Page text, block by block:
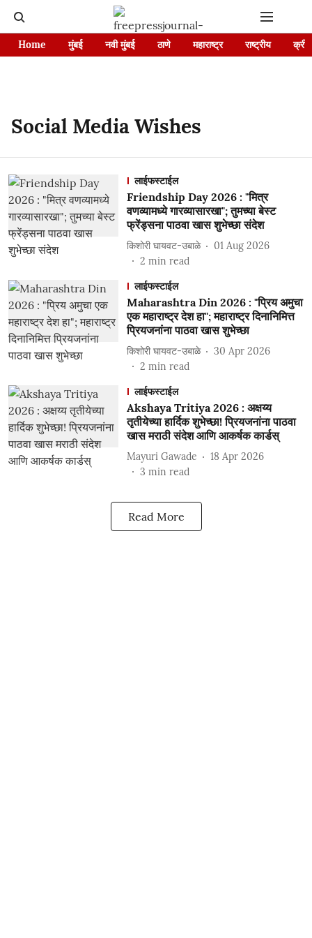
Home मुंबई नवी मुंबई ठाणे महाराष्ट्र राष्ट्रीय
Social Media Wishes
लाईफस्टाईल
Friendship Day 2026 : "मित्र
वणव्यामध्ये गारव्यासारखा"; तुमच्या बेस्ट
फ्रेंड्सना पाठवा खास शुभेच्छा संदेश
किशोरी घायवट-उबाळे
01 Aug 2026
2 min read
लाईफस्टाईल
Maharashtra Din 2026 : "प्रिय अमुचा
एक महाराष्ट्र देश हा"; महाराष्ट्र दिनानिमित्त
प्रियजनांना पाठवा खास शुभेच्छा
किशोरी घायवट-उबाळे
30 Apr 2026
2 min read
लाईफस्टाईल
Akshaya Tritiya 2026 : अक्षय्य
तृतीयेच्या हार्दिक शुभेच्छा! प्रियजनांना पाठवा
खास मराठी संदेश आणि आकर्षक कार्डस्
Mayuri Gawade
18 Apr 2026
3 min read
Read More